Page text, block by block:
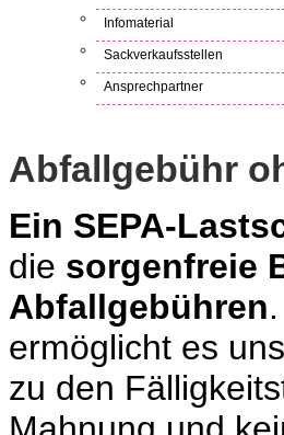
Infomaterial
Sackverkaufsstellen
Ansprechpartner
Abfallgebühr
Ein SEPA-
die sorgenfreie
Abfallgebühren
ermöglicht es
zu den